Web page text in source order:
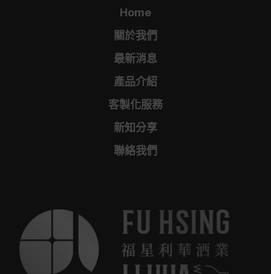
Home
關於我們
最新消息
產品介紹
客製化服務
新知分享
聯絡我們